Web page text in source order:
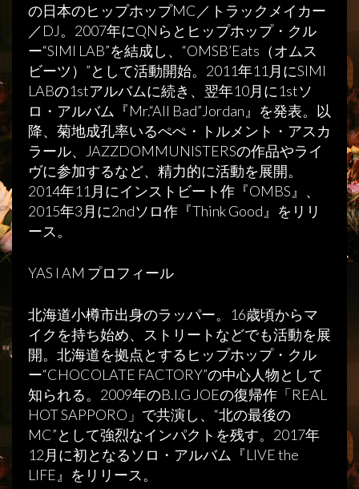
の日本のヒップホップMC／トラックメイカー
／DJ。2007年にQNらとヒップホップ・クル
ー“SIMI LAB”を結成し、“OMSB’Eats（オムス
ビーツ）”として活動開始。2011年11月にSIMI
LABの1stアルバムに続き、翌年10月に1stソ
ロ・アルバム『Mr.“All Bad”Jordan』を発表。以
降、菊地成孔率いるぺぺ・トルメント・アスカ
ラール、JAZZDOMMUNISTERSの作品やライ
ヴに参加するなど、精力的に活動を展開。
2014年11月にインストビート作『OMBS』、
2015年3月に2ndソロ作『Think Good』をリリ
ース。
YAS I AM プロフィール
北海道小樽市出身のラッパー。16歳頃からマ
イクを持ち始め、ストリートなどでも活動を展
開。北海道を拠点とするヒップホップ・クル
ー“CHOCOLATE FACTORY”の中心人物として
知られる。2009年のB.I.G JOEの復帰作「REAL
HOT SAPPORO」で共演し、“北の最後の
MC”として強烈なインパクトを残す。2017年
12月に初となるソロ・アルバム『LIVE the
LIFE』をリリース。